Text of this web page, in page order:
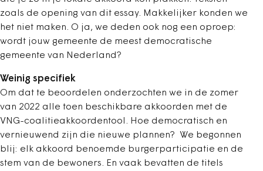
zoals de opening van dit essay. Makkelijker konden we
het niet maken. O ja, we deden ook nog een oproep:
wordt jouw gemeente de meest democratische
gemeente van Nederland?
Weinig specifiek
Om dat te beoordelen onderzochten we in de zomer
van 2022 alle toen beschikbare akkoorden met de
VNG-coalitieakkoordentool. Hoe democratisch en
vernieuwend zijn die nieuwe plannen? We begonnen
blij: elk akkoord benoemde burgerparticipatie en de
stem van de bewoners. En vaak bevatten de titels